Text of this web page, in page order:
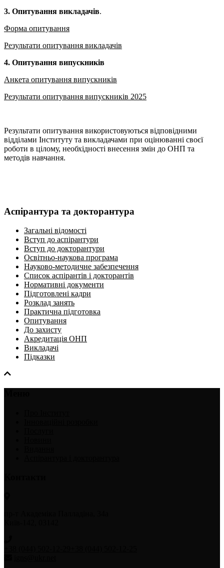
3. Опитування викладачів.
Форма опитування
Результати опитування викладачів
4. Опитування випускників
Анкета опитування випускників
Результати опитування випускників 2025
Результати опитування використовуються відповідними
відділами Інституту та викладачами при оцінюванні своєї
роботи в цілому, необхідності внесення змін до ОНП та
методів навчання.
Аспірантура та докторантура
Загальні відомості
Вступ до аспірантури
Вступ до докторантури
Освітньо-наукова програма
Науково-методичне забезпечення
Список аспірантів і докторантів
Нормативні документи
Підготовлені кадри
Розклад занять
Практична підготовка
Опитування
До захисту
Акредитація ОНП
Викладачі
Підказки